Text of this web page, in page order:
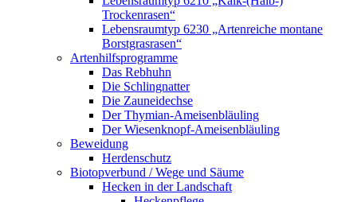
Trockenrasen“
Lebensraumtyp 6230 „Artenreiche montane
Borstgrasrasen“
Artenhilfsprogramme
Das Rebhuhn
Die Schlingnatter
Die Zauneidechse
Der Thymian-Ameisenbläuling
Der Wiesenknopf-Ameisenbläuling
Beweidung
Herdenschutz
Biotopverbund / Wege und Säume
Hecken in der Landschaft